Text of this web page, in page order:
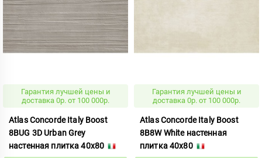
Гарантия лучшей цены и
доставка 0р. от 100 000р.
Atlas Concorde Italy Boost
8BUG 3D Urban Grey
настенная плитка 40x80
Гарантия лучшей цены и
доставка 0р. от 100 000р.
Atlas Concorde Italy Boost
8B8W White настенная
плитка 40x80